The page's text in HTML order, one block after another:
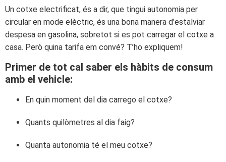
Un cotxe electrificat, és a dir, que tingui autonomia per
circular en mode elèctric, és una bona manera d’estalviar
despesa en gasolina, sobretot si es pot carregar el cotxe a
casa. Però quina tarifa em convé? T’ho expliquem!
Primer de tot cal saber els hàbits de consum
amb el vehicle:
En quin moment del dia carrego el cotxe?
Quants quilòmetres al dia faig?
Quanta autonomia té el meu cotxe?